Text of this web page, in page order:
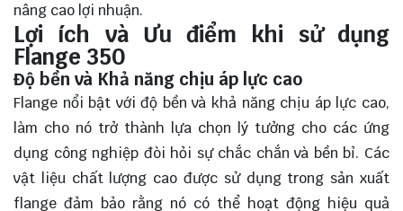
nâng cao lợi nhuận.
Lợi ích và Ưu điểm khi sử dụng
Flange 350
Độ bền và Khả năng chịu áp lực cao
Flange nổi bật với độ bền và khả năng chịu áp lực cao,
làm cho nó trở thành lựa chọn lý tưởng cho các ứng
dụng công nghiệp đòi hỏi sự chắc chắn và bền bỉ. Các
vật liệu chất lượng cao được sử dụng trong sản xuất
flange đảm bảo rằng nó có thể hoạt động hiệu quả